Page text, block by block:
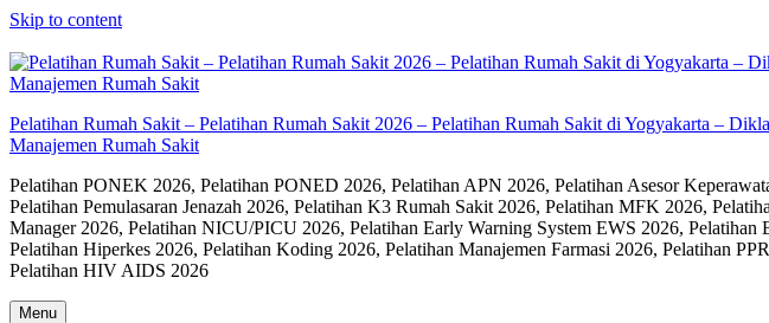
Skip to content
Pelatihan Rumah Sakit – Pelatihan Rumah Sakit 2026 – Pelatihan Rumah Sakit di Yogyakarta –
Manajemen Rumah Sakit
Pelatihan PONEK 2026, Pelatihan PONED 2026, Pelatihan APN 2026, Pelatihan Asesor
Pelatihan Pemulasaran Jenazah 2026, Pelatihan K3 Rumah Sakit 2026, Pelatihan MFK 2026,
Manager 2026, Pelatihan NICU/PICU 2026, Pelatihan Early Warning System EWS 2026,
Pelatihan Hiperkes 2026, Pelatihan Koding 2026, Pelatihan Manajemen Farmasi 2026, Pelatihan
Pelatihan HIV AIDS 2026
Menu